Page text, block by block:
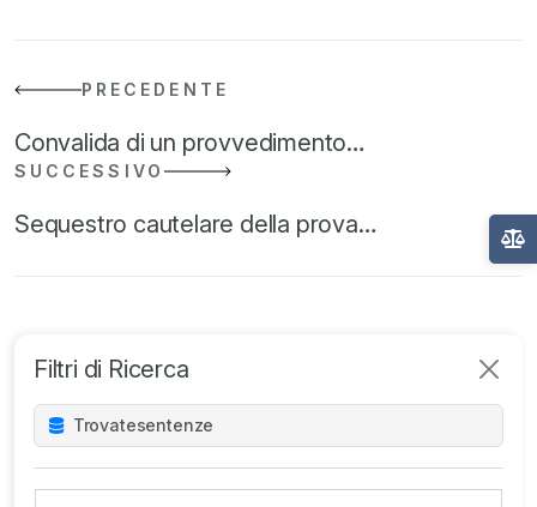
PRECEDENTE
Convalida di un provvedimento…
SUCCESSIVO
Sequestro cautelare della prova…
Filtri di Ricerca
Trovatesentenze